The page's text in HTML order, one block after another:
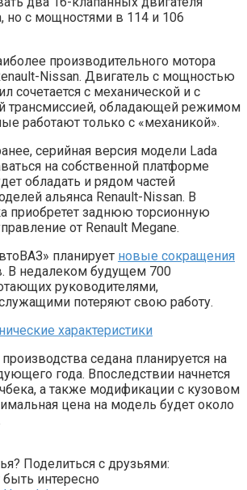
но с мощностями в 114 и 106
производительного мотора
Nissan. Двигатель с мощностью
сочетается с механической и с
трансмиссией, обладающей режимом
работают только с «механикой».
серийная версия модели Lada
на собственной платформе
обладать и рядом частей
альянса Renault-Nissan. В
приобретет заднюю торсионную
от Renault Megane.
планирует новые сокращения
В недалеком будущем 700
руководителями,
потеряют свою работу.
седана планируется на
года. Впоследствии начнется
а также модификации с кузовом
цена на модель будет около
Поделиться с друзьями:
интересно